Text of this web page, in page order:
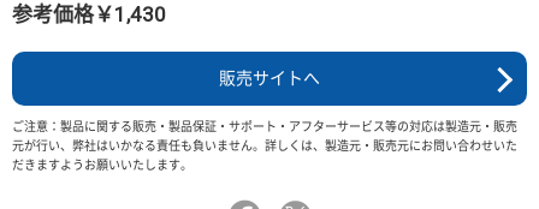
参考価格￥1,430
販売サイトへ
ご注意：製品に関する販売・製品保証・サポート・アフターサービス等の対応は製造元・販売
元が行い、弊社はいかなる責任も負いません。詳しくは、製造元・販売元にお問い合わせいた
だきますようお願いいたします。